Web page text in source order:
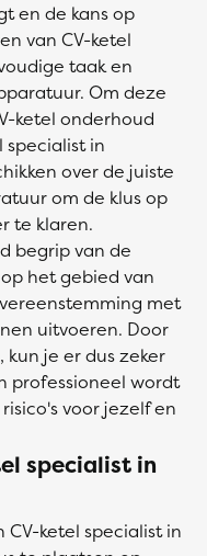
en de kans op
van CV-ketel
taak en
Om deze
ketel onderhoud
specialist in
over de juiste
om de klus op
te klaren.
begrip van de
het gebied van
met
uitvoeren. Door
je er dus zeker
professioneel wordt
voor jezelf en
specialist in
ketel specialist in